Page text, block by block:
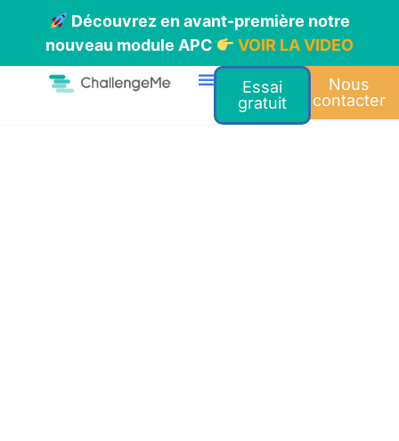
Découvrez en avant-première notre
nouveau module APC
VOIR LA VIDEO
Nous
contacter
Essai
gratuit